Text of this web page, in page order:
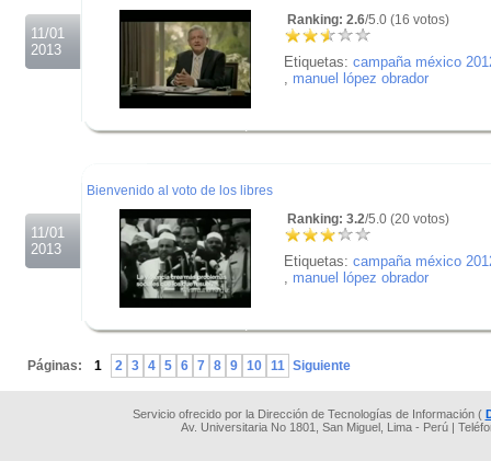
11/01
2013
Ranking: 2.6/5.0 (16 votos)
Etiquetas: campaña méxico
manuel lópez obrador
11/01
2013
Bienvenido al voto de los libres
Ranking: 3.2/5.0 (20 votos)
Etiquetas: campaña méxico
manuel lópez obrador
Páginas: 1 2 3 4 5 6 7 8 9 10 11 Siguiente
Servicio ofrecido por la Dirección de Tecnologías de Información (
Av. Universitaria No 1801, San Miguel, Lima - Perú |